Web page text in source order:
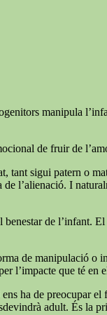
manipula
de fruir de
sigui patern o
l’alienació. I
de l’infant.
de manipulació
l’impacte que té en
ha de preocupar
adult. És la